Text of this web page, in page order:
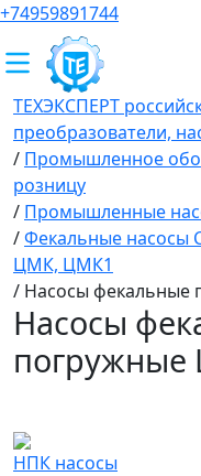
+74959891744
ТЕХЭКСПЕРТ
преобразователи,
/ Промышленное
розницу
/ Промышленные
/Фекальные
ЦМК, ЦМК1
/ Насосы
Насосы
НПК насосы